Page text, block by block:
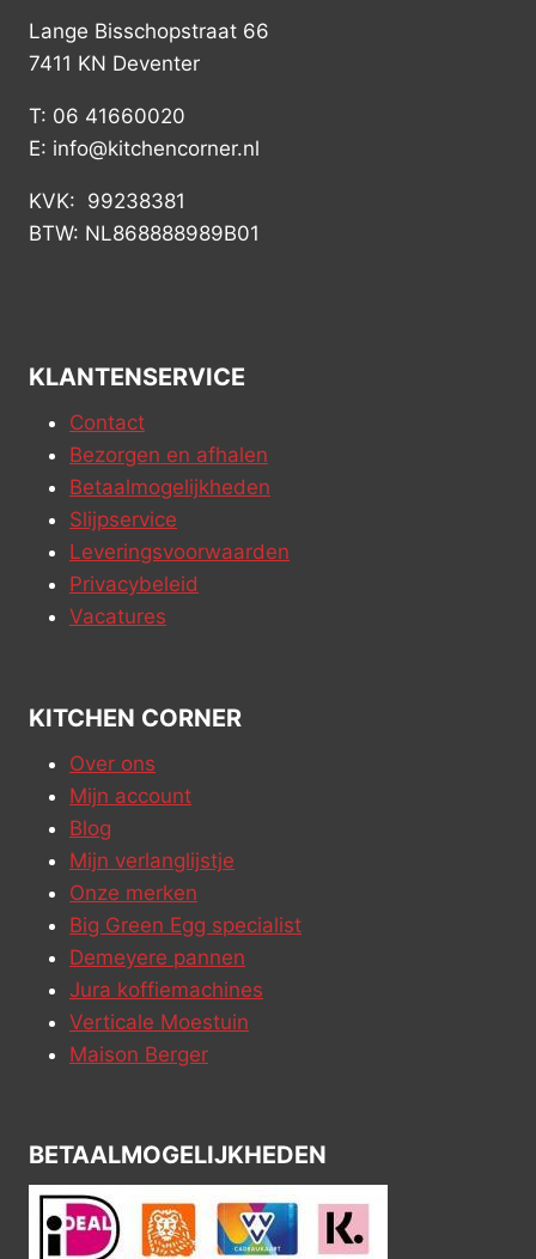
Lange Bisschopstraat 66
7411 KN Deventer
T: 06 41660020
E: info@kitchencorner.nl
KVK: 99238381
BTW: NL868888989B01
KLANTENSERVICE
Contact
Bezorgen en afhalen
Betaalmogelijkheden
Slijpservice
Leveringsvoorwaarden
Privacybeleid
Vacatures
KITCHEN CORNER
Over ons
Mijn account
Blog
Mijn verlanglijstje
Onze merken
Big Green Egg specialist
Demeyere pannen
Jura koffiemachines
Verticale Moestuin
Maison Berger
BETAALMOGELIJKHEDEN